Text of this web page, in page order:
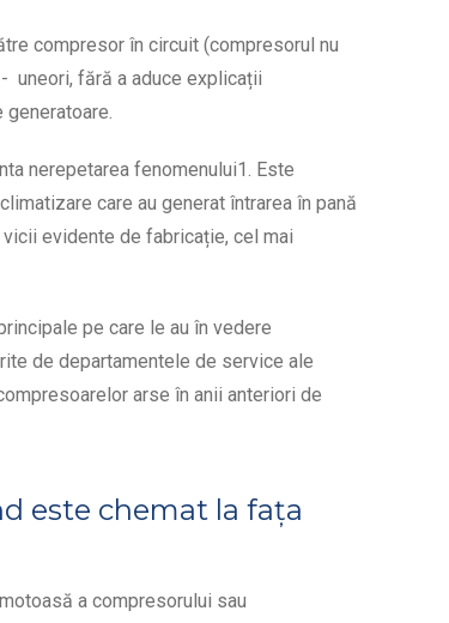
compresor în circuit (compresorul nu
uneori, fără a aduce explicații
nerepetarea fenomenului1. Este
care au generat întrarea în pană
evidente de fabricație, cel mai
pe care le au în vedere
de departamentele de service ale
arse în anii anteriori de
este chemat la fața
a compresorului sau